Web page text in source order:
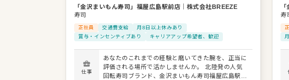
事業所
広島県広島市南区松原町９－１
「金沢まいもん寿司」福屋広島駅前店
株式会社BREEZE
寿司
正社員 交通費支給
月8日以上休みあり
賞与・インセンティブあり
キャリアアップ希望者、歓迎
仕事
あなたのこれまでの経験と磨いてきた腕を、正当に
評価される場所で活かしませんか。 北陸発の人気
回転寿司ブランド、金沢まいもん寿司福屋広島駅前
寿